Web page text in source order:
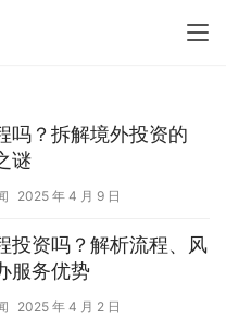
吗？拆解境外投资的
谜
2025 年 4 月 9 日
投资吗？解析流程、风
服务优势
2025 年 4 月 2 日